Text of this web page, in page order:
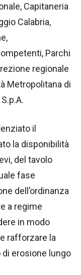
Capitaneria
Calabria,
Parchi
regionale
Metropolitana di
il
la disponibilità
del tavolo
fase
dell’ordinanza
a regime
in modo
rafforzare la
erosione lungo